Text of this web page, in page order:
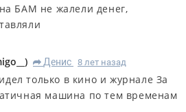
БАМ не жалели денег,
) R Денис 8 лет назад
только в кино и журнале За
машина по тем временам